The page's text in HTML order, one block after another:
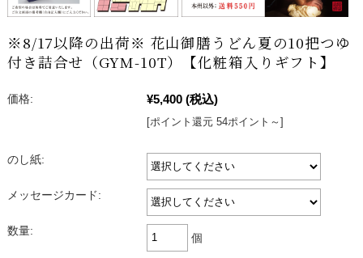
※8/17以降の出荷※ 花山御膳うどん夏の10把つゆ
付き詰合せ（GYM-10T）【化粧箱入りギフト】
価格: ¥5,400 (税込)
[ポイント還元 54ポイント～]
のし紙:
メッセージカード:
数量:
個